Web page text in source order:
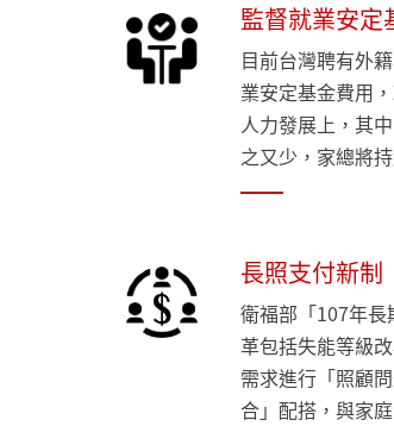
監督就業安定
目前台灣聘有外
業安定基金費用
人力發展上，其
之又少，家總將
長照支付新制
衛福部「107年
革包括失能等級
需求進行「照顧
合」配搭，與家